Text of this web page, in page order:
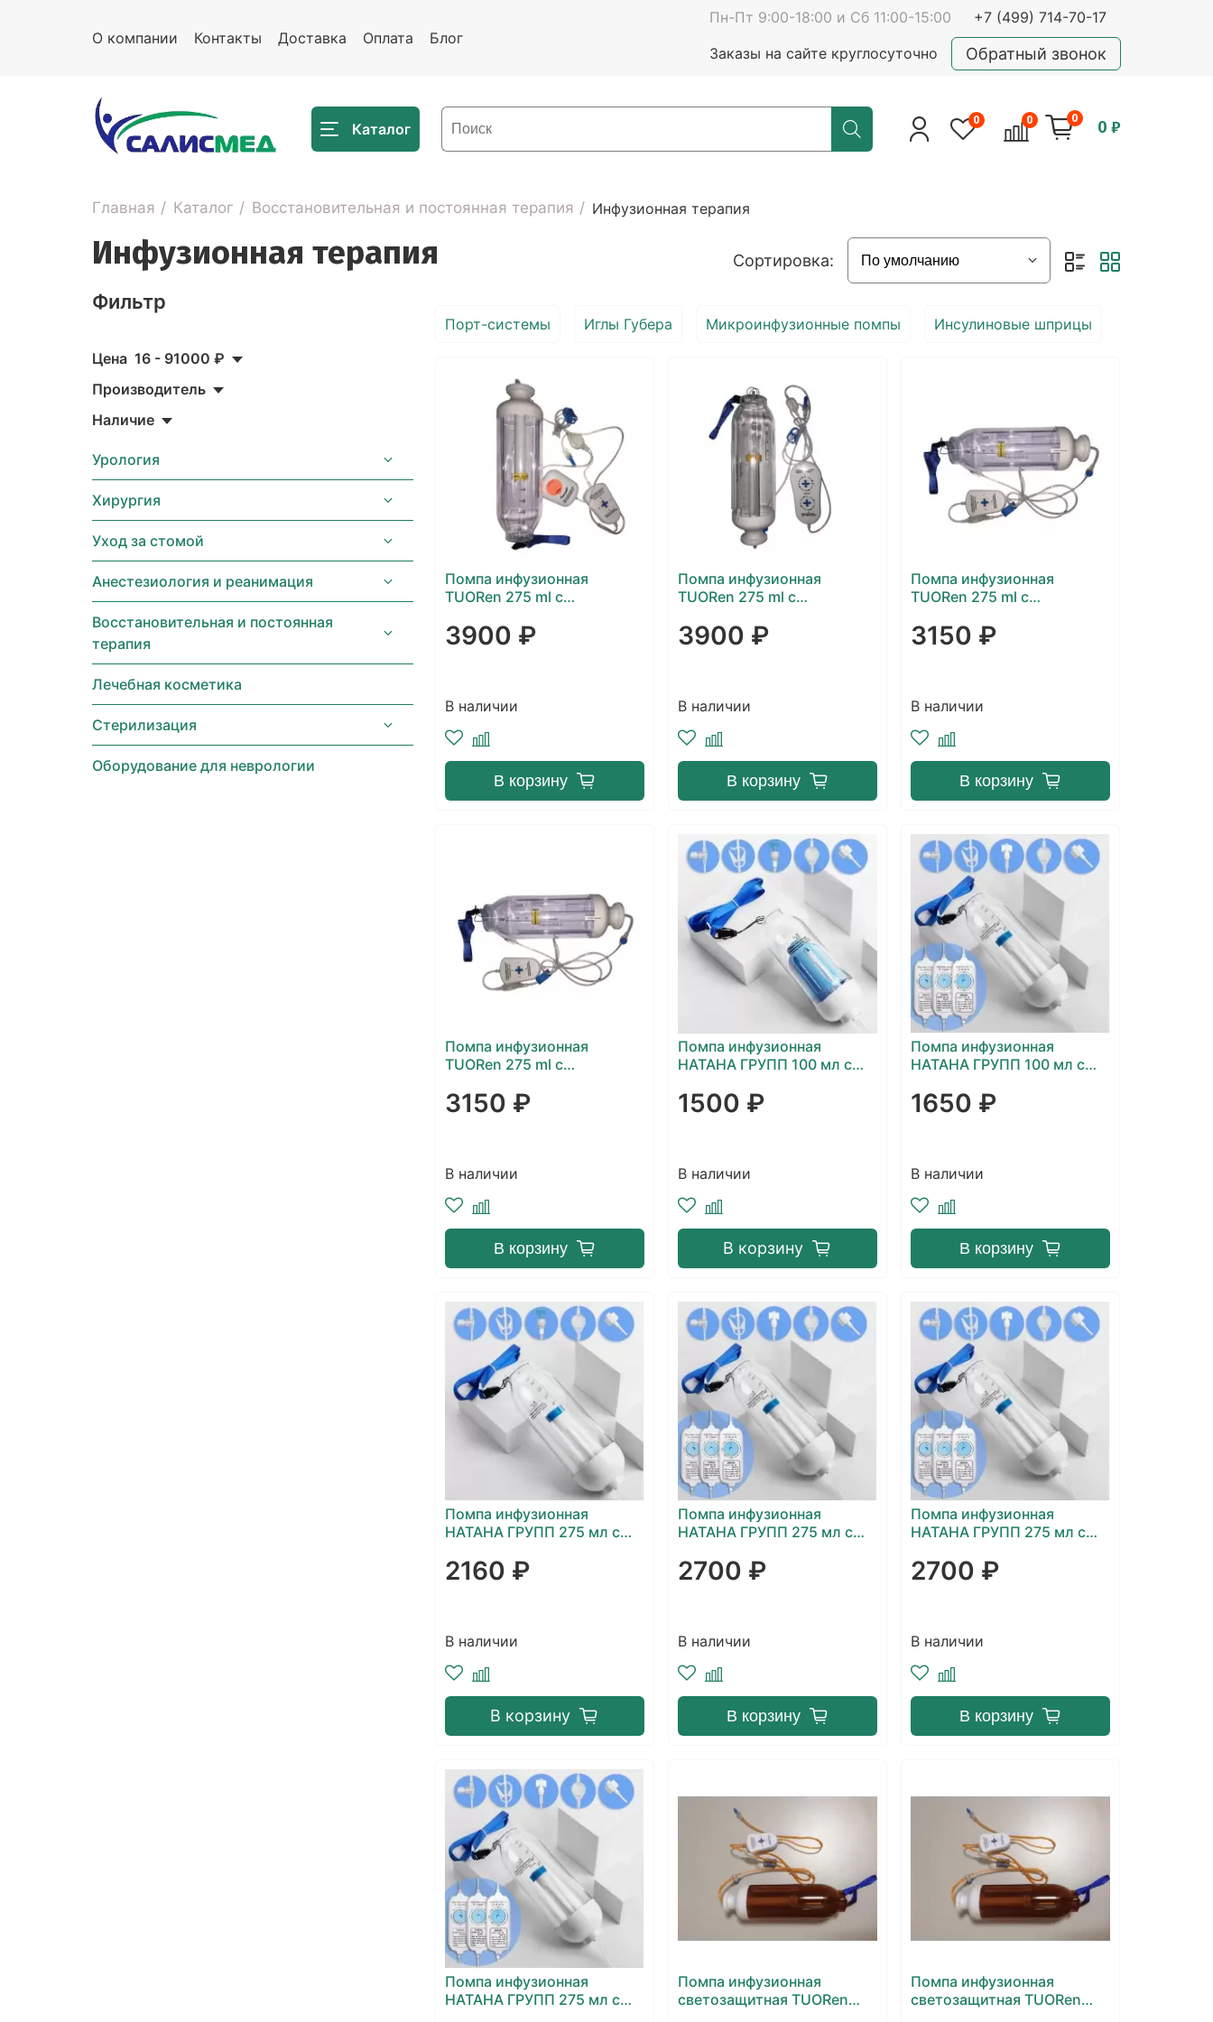
О компании Контакты Доставка Оплата Блог
Пн-Пт 9:00-18:00 и Сб 11:00-15:00 +7 (499) 714-70-17
Заказы на сайте круглосуточно Обратный звонок
Каталог 0 0 0 0 ₽
Главная Каталог Восстановительная и постоянная терапия Инфузионная терапия
Инфузионная терапия Сортировка:
Фильтр
Цена 16 - 91000 ₽
Производитель
Наличие
Урология
Хирургия
Уход за стомой
Анестезиология и реанимация
Восстановительная и постоянная
терапия
Лечебная косметика
Стерилизация
Оборудование для неврологии
Порт-системы Иглы Губера Микроинфузионные помпы Инсулиновые шприцы
Помпа инфузионная
TUORen 275 ml с
инфузии - (1-2-3-4-5-6-7-8-
9-10-11-12-13-14- 15)мл/
3900 ₽
В наличии
В корзину
Помпа инфузионная
TUORen 275 ml с
инфузии - (1-2-3-4-5-6-7-8-
9-10-11-12-13-14-15) мл/
3900 ₽
В наличии
В корзину
Помпа инфузионная
TUORen 275 ml с
инфузии - (2-4-6-8) мл/час
3150 ₽
В наличии
В корзину
Помпа инфузионная
TUORen 275 ml с
инфузии - (4-6-8-10) мл/
час
3150 ₽
В наличии
В корзину
Помпа инфузионная
НАТАНА ГРУПП 100 мл с
1500 ₽
В наличии
В корзину
Помпа инфузионная
НАТАНА ГРУПП 100 мл с
инфузии 0/2/4/6/8/10/12/14
мл/ч
1650 ₽
В наличии
В корзину
Помпа инфузионная
НАТАНА ГРУПП 275 мл с
2160 ₽
В наличии
В корзину
Помпа инфузионная
НАТАНА ГРУПП 275 мл с
инфузии 0/1/2/3/4/5/6/7
2700 ₽
В наличии
В корзину
Помпа инфузионная
НАТАНА ГРУПП 275 мл с
инфузии 0/2/4/6/8/10/12/14
2700 ₽
В наличии
В корзину
Помпа инфузионная
НАТАНА ГРУПП 275 мл с
Помпа инфузионная
светозащитная TUORen
Помпа инфузионная
светозащитная TUORen